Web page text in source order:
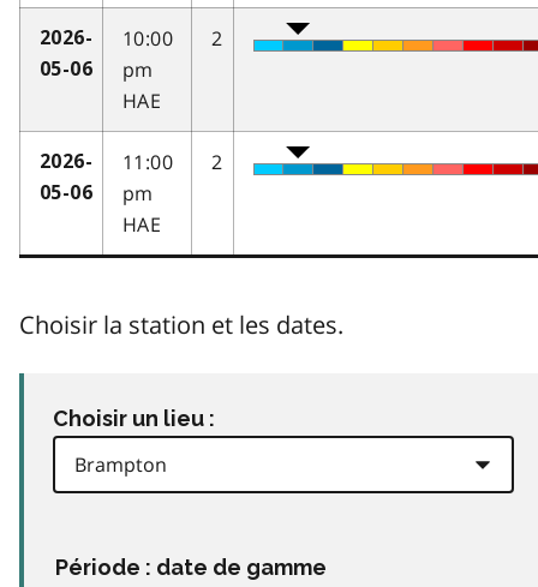
2026-
05-06
10:00
pm
HAE
2
2026-
05-06
11:00
pm
HAE
2
Choisir la station et les dates.
Choisir un lieu :
Période : date de gamme